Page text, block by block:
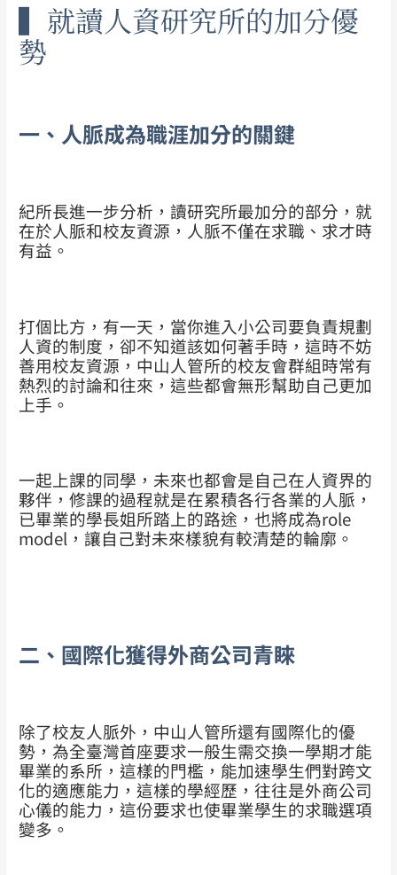
▍就讀人資研究所的加分優
勢
一、人脈成為職涯加分的關鍵
紀所長進一步分析，讀研究所最加分的部分，就
在於人脈和校友資源，人脈不僅在求職、求才時
有益。
打個比方，有一天，當你進入小公司要負責規劃
人資的制度，卻不知道該如何著手時，這時不妨
善用校友資源，中山人管所的校友會群組時常有
熱烈的討論和往來，這些都會無形幫助自己更加
上手。
一起上課的同學，未來也都會是自己在人資界的
夥伴，修課的過程就是在累積各行各業的人脈，
已畢業的學長姐所踏上的路途，也將成為role
model，讓自己對未來樣貌有較清楚的輪廓。
二、國際化獲得外商公司青睞
除了校友人脈外，中山人管所還有國際化的優
勢，為全臺灣首座要求一般生需交換一學期才能
畢業的系所，這樣的門檻，能加速學生們對跨文
化的適應能力，這樣的學經歷，往往是外商公司
心儀的能力，這份要求也使畢業學生的求職選項
變多。